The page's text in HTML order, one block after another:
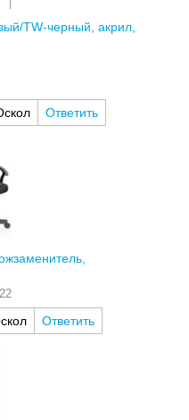
TW-черный, акрил,
Ответить
Ответить